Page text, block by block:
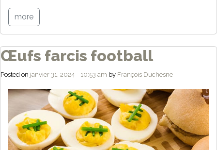
more
Œufs farcis football
Posted on janvier 31, 2024 - 10:53 am by François Duchesne